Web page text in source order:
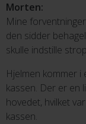
Morten:
Mine
den sidder
skulle indstille
Hjelmen kommer i
kassen. Der er en
hovedet, hvilket
kassen.